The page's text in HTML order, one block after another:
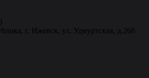
г. Ижевск, ул. Удмуртская, д.268